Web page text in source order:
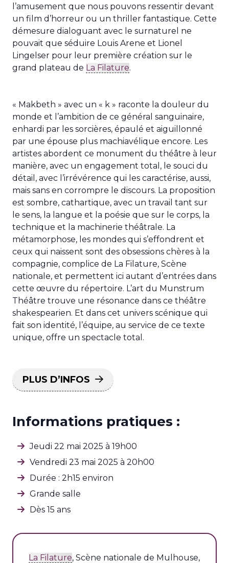
l’amusement que nous pouvons ressentir devant
un film d’horreur ou un thriller fantastique. Cette
démesure dialoguant avec le surnaturel ne
pouvait que séduire Louis Arene et Lionel
Lingelser pour leur première création sur le
grand plateau de La Filature.
« Makbeth » avec un « k » raconte la douleur du
monde et l’ambition de ce général sanguinaire,
enhardi par les sorcières, épaulé et aiguillonné
par une épouse plus machiavélique encore. Les
artistes abordent ce monument du théâtre à leur
manière, avec un engagement total, le souci du
détail, avec l’irrévérence qui les caractérise, aussi,
mais sans en corrompre le discours. La proposition
est sombre, cathartique, avec un travail tant sur
le sens, la langue et la poésie que sur le corps, la
technique et la machinerie théâtrale. La
métamorphose, les mondes qui s’effondrent et
ceux qui naissent sont des obsessions chères à la
compagnie, complice de La Filature, Scène
nationale, et permettent ici autant d’entrées dans
cette œuvre du répertoire. L’art du Munstrum
Théâtre trouve une résonance dans ce théâtre
shakespearien. Et dans cet univers scénique qui
fait son identité, l’équipe, au service de ce texte
unique, offre un spectacle total.
PLUS D’INFOS
Informations pratiques :
Jeudi 22 mai 2025 à 19h00
Vendredi 23 mai 2025 à 20h00
Durée : 2h15 environ
Grande salle
Dès 15 ans
La Filature, Scène nationale de Mulhouse,